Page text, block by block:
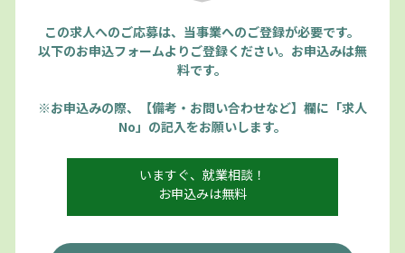
この求人へのご応募は、当事業へのご登録が必要です。
以下のお申込フォームよりご登録ください。お申込みは無
料です。
※お申込みの際、【備考・お問い合わせなど】欄に「求人
No」の記入をお願いします。
いますぐ、就業相談！
お申込みは無料